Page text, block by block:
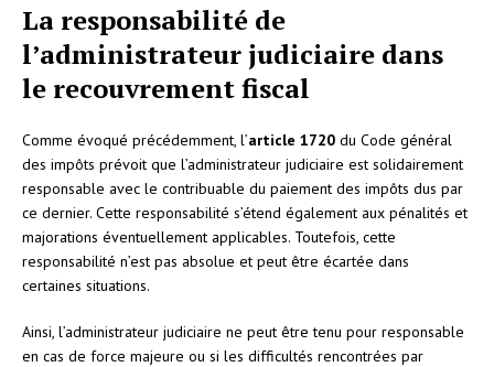
La responsabilité de
l’administrateur judiciaire dans
le recouvrement fiscal
Comme évoqué précédemment, l’article 1720 du Code général
des impôts prévoit que l’administrateur judiciaire est solidairement
responsable avec le contribuable du paiement des impôts dus par
ce dernier. Cette responsabilité s’étend également aux pénalités et
majorations éventuellement applicables. Toutefois, cette
responsabilité n’est pas absolue et peut être écartée dans
certaines situations.
Ainsi, l’administrateur judiciaire ne peut être tenu pour responsable
en cas de force majeure ou si les difficultés rencontrées par